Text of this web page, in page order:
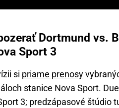
Dortmund vs.
Sport 3
si priame prenosy
stanice Nova Sport.
3; predzápasové štúdio